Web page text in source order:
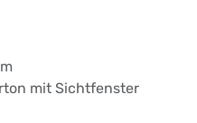
mit Sichtfenster